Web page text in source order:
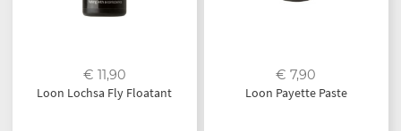
€ 11,90
Loon Lochsa Fly Floatant
€ 7,90
Loon Payette Paste